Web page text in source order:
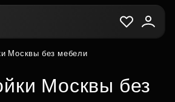
Москвы без мебели
Москвы без